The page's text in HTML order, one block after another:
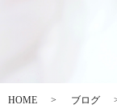
HOME
ブログ